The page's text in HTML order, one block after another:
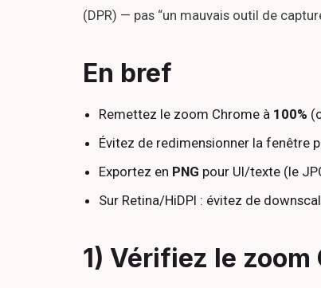
(DPR) — pas “un mauvais outil de
En bref
Remettez le zoom Chrome à 100%
Évitez de redimensionner la fenêtre
Exportez en PNG pour UI/texte (le
Sur Retina/HiDPI : évitez de
1) Vérifiez le zoom